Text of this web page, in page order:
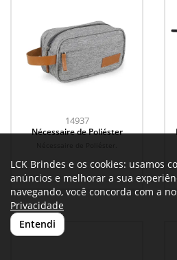
14937
Nécessaire de Poliéster
LCK Brindes e os cookies: usamos
anúncios e melhorar a sua
navegando, você concorda com a
Privacidade
Entendi